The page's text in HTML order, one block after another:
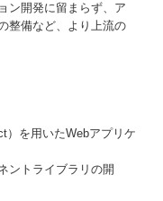
ン開発に留まらず、ア
整備など、より上流の
）を用いたWebアプリケ
ントライブラリの開